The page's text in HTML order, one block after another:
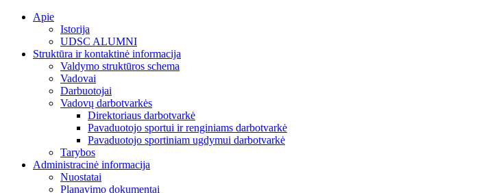
Skip
Apie
Istorija
UDSC ALUMNI
Struktūra ir kontaktinė informacija
Valdymo struktūros schema
Vadovai
Darbuotojai
Vadovų darbotvarkės
Direktoriaus darbotvarkė
Pavaduotojo sportui ir renginiams darbotvarkė
Pavaduotojo sportiniam ugdymui darbotvarkė
Tarybos
Administracinė informacija
Nuostatai
Planavimo dokumentai